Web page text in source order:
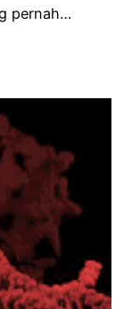
pernah…